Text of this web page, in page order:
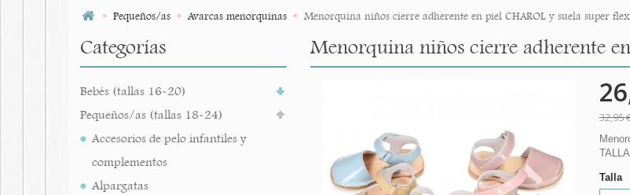
Pequeños/as Avarcas menorquinas Menorquina niños cierre adherente en piel CHAROL y suela super
Categorías
Bebés (tallas 16-20)
Pequeños/as (tallas 18-24)
Accesorios de pelo infantiles y
complementos
Alpargatas
Menorquina niños cierre adherente
32,95
Talla